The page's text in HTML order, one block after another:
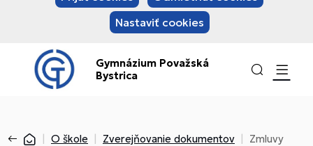
Nastaviť cookies
Gymnázium Považská
Bystrica
O škole Zverejňovanie dokumentov Zmluvy